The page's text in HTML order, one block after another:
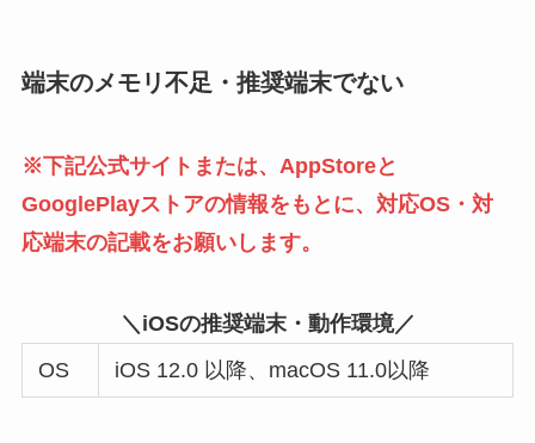
端末のメモリ不足・推奨端末でない
※下記公式サイトまたは、AppStoreと
GooglePlayストアの情報をもとに、対応OS・対
応端末の記載をお願いします。
＼iOSの推奨端末・動作環境／
OS
iOS 12.0 以降、macOS 11.0以降